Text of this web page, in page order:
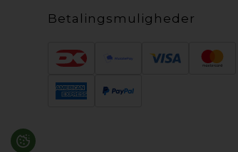
Betalingsmuligheder